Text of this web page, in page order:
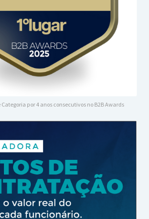
Categoria por 4 anos consecutivos no B2B Awards